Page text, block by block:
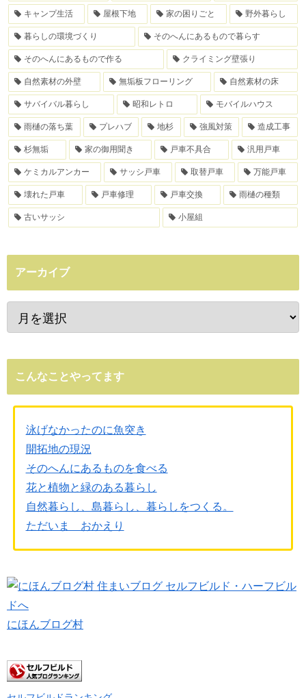
キャンプ生活 屋根下地 家の困りごと 野外暮らし
暮らしの環境づくり そのへんにあるもので暮らす
そのへんにあるもので作る クライミング壁張り
自然素材の外壁 無垢板フローリング 自然素材の床
サバイバル暮らし 昭和レトロ モバイルハウス
雨樋の落ち葉 プレハブ 地杉 強風対策 造成工事
杉無垢 家の御用聞き 戸車不具合 汎用戸車
ケミカルアンカー サッシ戸車 取替戸車 万能戸車
壊れた戸車 戸車修理 戸車交換 雨樋の種類
古いサッシ 小屋組
アーカイブ
こんなことやってます
泳げなかったのに魚突き
開拓地の現況
そのへんにあるものを食べる
花と植物と緑のある暮らし
自然暮らし、島暮らし、暮らしをつくる。
ただいま おかえり
にほんブログ村